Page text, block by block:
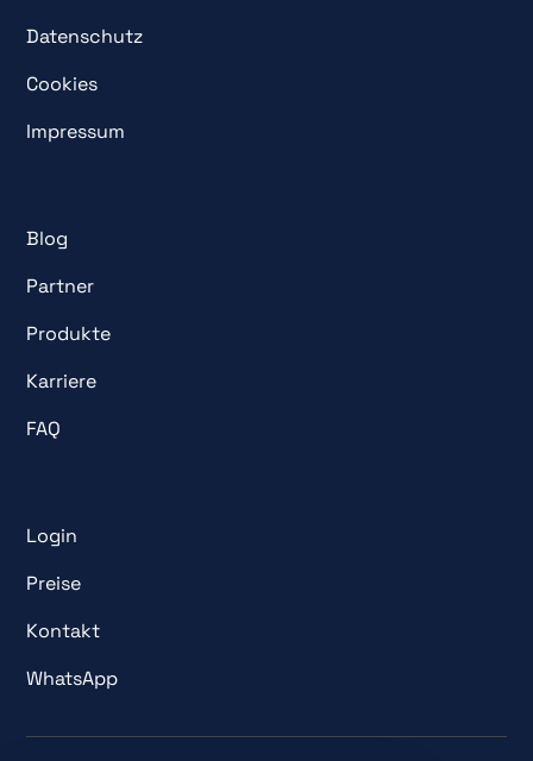
Datenschutz
Cookies
Impressum
Blog
Partner
Produkte
Karriere
FAQ
Login
Preise
Kontakt
WhatsApp